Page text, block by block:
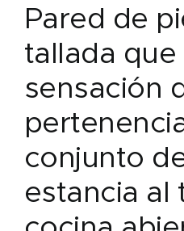
Pared de
tallada que
sensación
conjunto
estancia al